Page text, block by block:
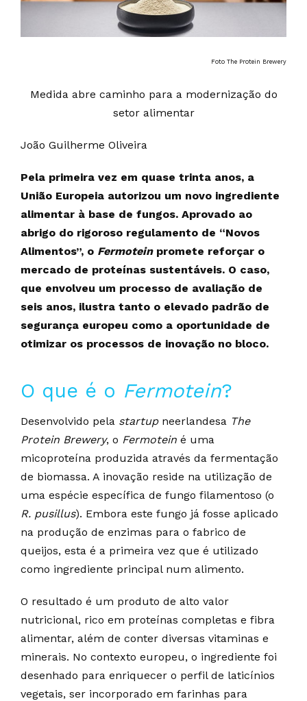
Foto The Protein Brewery
Medida abre caminho para a modernização do
setor alimentar
João Guilherme Oliveira
Pela primeira vez em quase trinta anos, a
União Europeia autorizou um novo ingrediente
alimentar à base de fungos. Aprovado ao
abrigo do rigoroso regulamento de “Novos
Alimentos”, o Fermoteinpromete reforçar o
mercado de proteínas sustentáveis. O caso,
que envolveu um processo de avaliação de
seis anos, ilustra tanto o elevado padrão de
segurança europeu como a oportunidade de
otimizar os processos de inovação no bloco.
O que é o Fermotein?
Desenvolvido pela startupneerlandesa The
Protein Brewery, o Fermotein é uma
micoproteína produzida através da fermentação
de biomassa. A inovação reside na utilização de
uma espécie específica de fungo filamentoso (o
R. pusillus). Embora este fungo já fosse aplicado
na produção de enzimas para o fabrico de
queijos, esta é a primeira vez que é utilizado
como ingrediente principal num alimento.
O resultado é um produto de alto valor
nutricional, rico em proteínas completas e fibra
alimentar, além de conter diversas vitaminas e
minerais. No contexto europeu, o ingrediente foi
desenhado para enriquecer o perfil de laticínios
vegetais, ser incorporado em farinhas para